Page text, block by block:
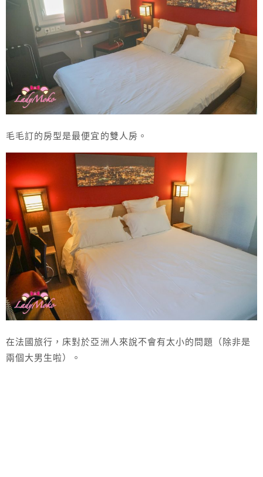
毛毛訂的房型是最便宜的雙人房。
在法國旅行，床對於亞洲人來說不會有太小的問題（除非是
兩個大男生啦）。